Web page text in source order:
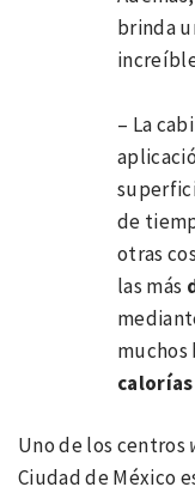
brinda
– La
de
otras
las más
muchos
Uno de los centros
Ciudad de México